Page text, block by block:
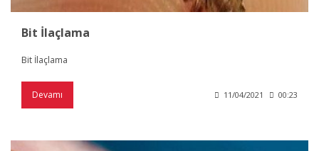
Bit İlaçlama
Bit İlaçlama
Devamı 11/04/2021 00:23